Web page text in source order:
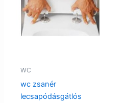
WC
wc zsanér
lecsapódásgátlós